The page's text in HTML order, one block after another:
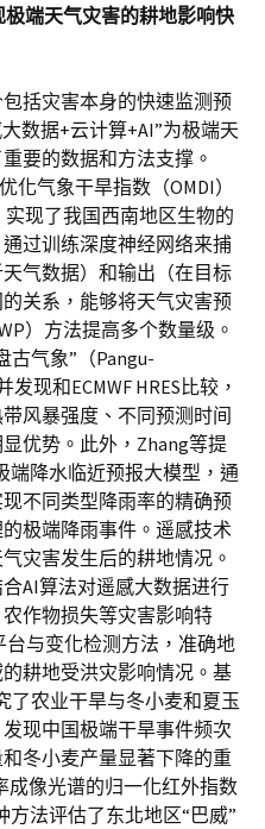
端天气灾害的耕地影响快
括灾害本身的快速监测预
数据+云计算+AI”为极端天
要的数据和方法支撑。
化气象干旱指数（OMDI）
现了我国西南地区生物的
过训练深度神经网络来捕
气数据）和输出（在目标
关系，能够将天气灾害预
）方法提高多个数量级。
古气象”（Pangu-
现和ECMWF HRES比较，
风暴强度、不同预测时间
优势。此外，Zhang等提
端降水临近预报大模型，通
不同类型降雨率的精确预
极端降雨事件。遥感技术
灾害发生后的耕地情况。
AI算法对遥感大数据进行
作物损失等灾害影响特
与变化检测方法，准确地
耕地受洪灾影响情况。基
了农业干旱与冬小麦和夏玉
现中国极端干旱事件频次
冬小麦产量显著下降的重
成像光谱的归一化红外指数
方法评估了东北地区“巴威”